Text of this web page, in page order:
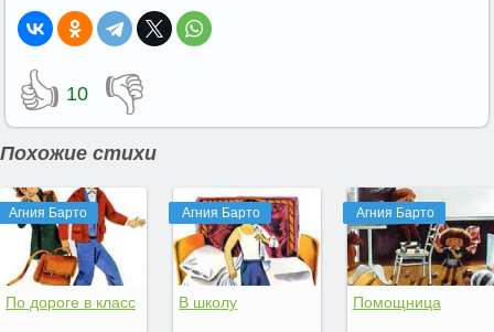
👍 10 👎
Похожие стихи
Агния Барто
По дороге в класс
Агния Барто
В школу
Агния Барто
Помощница